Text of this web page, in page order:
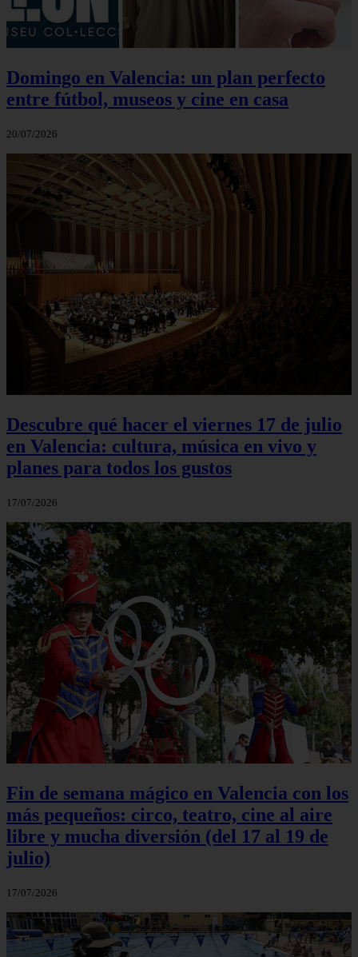
Domingo en Valencia: un plan perfecto
entre fútbol, museos y cine en casa
20/07/2026
Descubre qué hacer el viernes 17 de julio
en Valencia: cultura, música en vivo y
planes para todos los gustos
17/07/2026
Fin de semana mágico en Valencia con los
más pequeños: circo, teatro, cine al aire
libre y mucha diversión (del 17 al 19 de
julio)
17/07/2026